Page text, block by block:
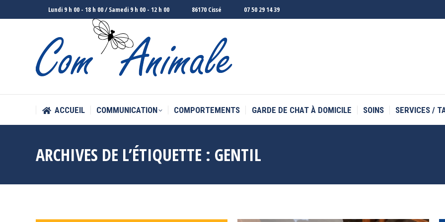
Lundi 9 h 00 - 18 h 00 / Samedi 9 h 00 - 12 h 00 86170 Cissé 07 50 29 14 39
ACCUEIL COMMUNICATION COMPORTEMENTS GARDE DE CHAT À DOMICILE SOINS SERVICES /
ARCHIVES DE L’ÉTIQUETTE : GENTIL